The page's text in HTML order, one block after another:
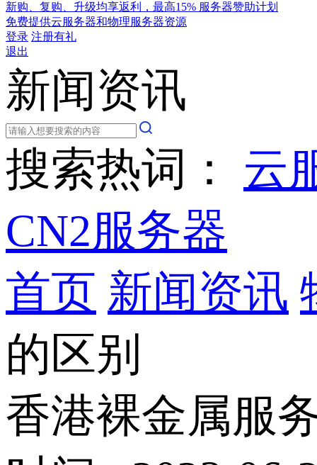
新购、复购、升级均享返利，最高15% 服务器赞助计划
免费提供云服务器和物理服务器资源
登录 注册有礼
退出
新闻资讯
搜索热词： 云
CN2服务器
首页 新闻资讯
的区别
香港裸金属服